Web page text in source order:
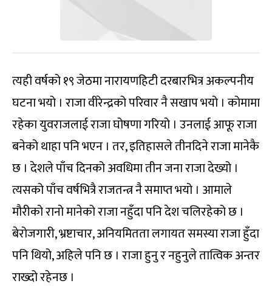
त्यही वर्षको १९ जेठमा नारायणहिटी दरबारभित्र अकल्पनीय
घटना भयो । राजा वीरेन्द्रको परिवार नै सखाप भयो । कोमामा
रहेका युवराजलाई राजा घोषणा गरियो । उनलाई आफू राजा
बनेको थाहा पनि भएन । तर, इतिहासले तीनदिने राजा मानेकै
छ । देशले पाँच दिनको अवधिमा तीन जना राजा देख्यो ।
त्यसको पाँच वर्षभित्रै राजतन्त्र नै समाप्त भयो । आमाले
मौरीको रानो मानेको राजा नहुँदा पनि देश चलिरहेको छ ।
बेरोजगारी, भ्रष्टाचार, अनियमितता लगायत समस्या राजा हुँदा
पनि थियो, अहिले पनि छ । राजा हुनु र नहुनुले तात्विक अन्तर
राख्दो रहेनछ ।